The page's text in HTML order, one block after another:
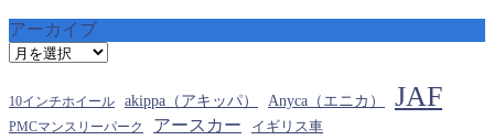
アーカイブ
ア
カ
イ
10インチホイール akippa（アキッパ） Anyca（エニカ） JAF
PMCマンスリーパーク アースカー イギリス車